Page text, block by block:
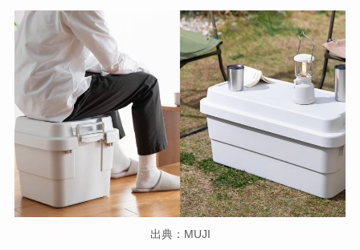
出典：MUJI